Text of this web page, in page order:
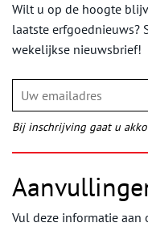
Wilt u op de hoogte
laatste erfgoednieuws?
wekelijkse nieuwsbrief!
Bij inschrijving gaat u
Vul deze informatie aan